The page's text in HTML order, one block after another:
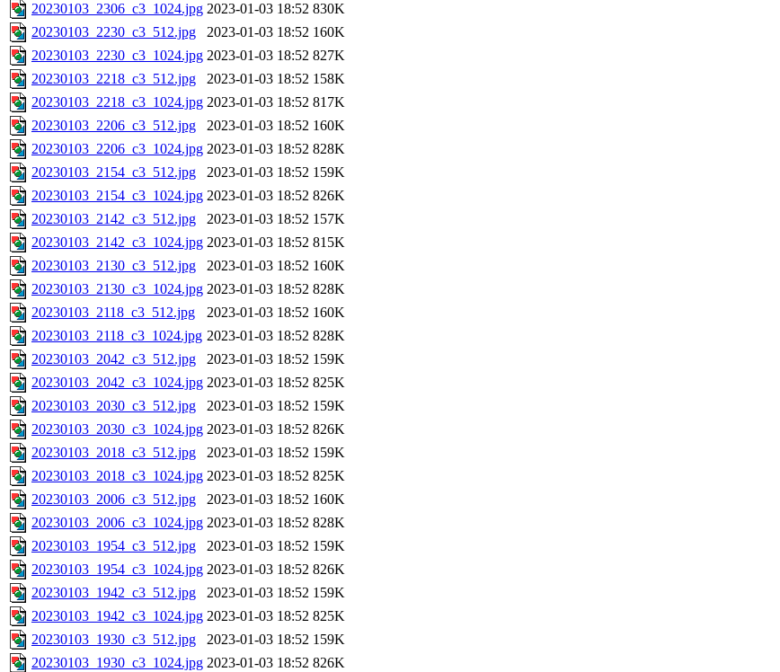
20230103_2306_c3_1024.jpg 2023-01-03 18:52 830K
20230103_2230_c3_512.jpg
2023-01-03 18:52 160K
20230103_2230_c3_1024.jpg 2023-01-03 18:52 827K
20230103_2218_c3_512.jpg
2023-01-03 18:52 158K
20230103_2218_c3_1024.jpg 2023-01-03 18:52 817K
20230103_2206_c3_512.jpg
2023-01-03 18:52 160K
20230103_2206_c3_1024.jpg 2023-01-03 18:52 828K
20230103_2154_c3_512.jpg
2023-01-03 18:52 159K
20230103_2154_c3_1024.jpg 2023-01-03 18:52 826K
20230103_2142_c3_512.jpg
2023-01-03 18:52 157K
20230103_2142_c3_1024.jpg 2023-01-03 18:52 815K
20230103_2130_c3_512.jpg
2023-01-03 18:52 160K
20230103_2130_c3_1024.jpg 2023-01-03 18:52 828K
20230103_2118_c3_512.jpg
2023-01-03 18:52 160K
20230103_2118_c3_1024.jpg 2023-01-03 18:52 828K
20230103_2042_c3_512.jpg
2023-01-03 18:52 159K
20230103_2042_c3_1024.jpg 2023-01-03 18:52 825K
20230103_2030_c3_512.jpg
2023-01-03 18:52 159K
20230103_2030_c3_1024.jpg 2023-01-03 18:52 826K
20230103_2018_c3_512.jpg
2023-01-03 18:52 159K
20230103_2018_c3_1024.jpg 2023-01-03 18:52 825K
20230103_2006_c3_512.jpg
2023-01-03 18:52 160K
20230103_2006_c3_1024.jpg 2023-01-03 18:52 828K
20230103_1954_c3_512.jpg
2023-01-03 18:52 159K
20230103_1954_c3_1024.jpg 2023-01-03 18:52 826K
20230103_1942_c3_512.jpg
2023-01-03 18:52 159K
20230103_1942_c3_1024.jpg 2023-01-03 18:52 825K
20230103_1930_c3_512.jpg
2023-01-03 18:52 159K
20230103_1930_c3_1024.jpg 2023-01-03 18:52 826K